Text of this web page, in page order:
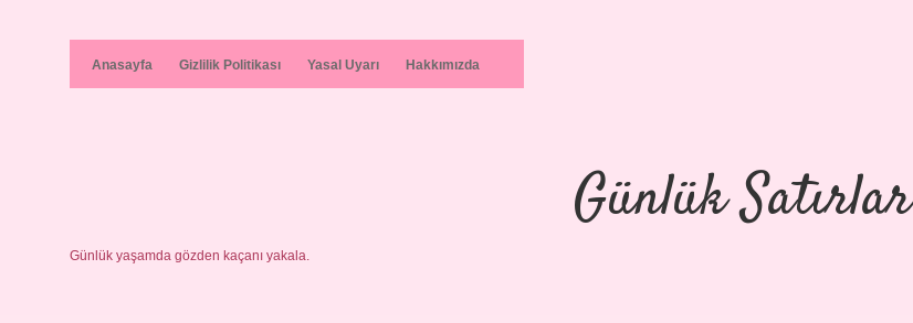
Anasayfa Gizlilik Politikası Yasal Uyarı Hakkımızda
Günlük Satırlar
Günlük yaşamda gözden kaçanı yakala.